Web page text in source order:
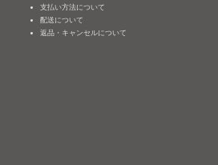
波 初搾り [BY27]
/
¥ 2,394
支払い方法について
配送について
返品・キャンセルについて